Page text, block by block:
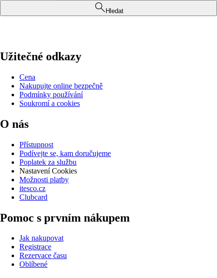
Hledat
Užitečné odkazy
Cena
Nakupujte online bezpečně
Podmínky používání
Soukromí a cookies
O nás
Přístupnost
Podívejte se, kam doručujeme
Poplatek za službu
Nastavení Cookies
Možnosti platby
itesco.cz
Clubcard
Pomoc s prvním nákupem
Jak nakupovat
Registrace
Rezervace času
Oblíbené